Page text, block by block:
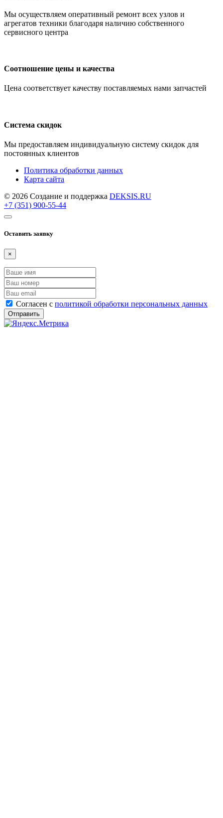
Мы осуществляем оперативный ремонт всех узлов и
агрегатов техники благодаря наличию собственного
сервисного центра
Соотношение цены и качества
Цена соответствует качеству поставляемых нами запчастей
Система скидок
Мы предоставляем индивидуальную систему скидок для
постоянных клиентов
Политика обработки данных
Карта сайта
© 2026 Создание и поддержка DEKSIS.RU
+7 (351) 900-55-44
Оставить заявку
×
Согласен с политикой обработки персональных данных
Отправить